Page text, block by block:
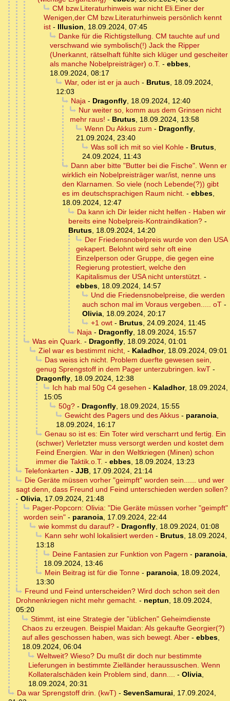
CM bzw.Literaturhinweis war nicht Eli.Einer der
Wenigen,der CM bzw.Literaturhinweis persönlich kennt
ist - Illusion, 18.09.2024, 07:45
Danke für die Richtigstellung. CM tauchte auf und
verschwand wie symbolisch(!) Jack the Ripper
(Unerkannt, rätselhaft fühlte sich klüger und gescheiter
als manche Nobelpreisträger) o.T. - ebbes,
18.09.2024, 08:17
War, oder ist er ja auch - Brutus, 18.09.2024,
12:03
Naja- Dragonfly, 18.09.2024, 12:40
Nur weiter so, komm aus dem Grinsen nicht
mehr raus! - Brutus, 18.09.2024, 13:58
Wenn Du Akkus zum - Dragonfly,
21.09.2024, 23:40
Was soll ich mit so viel Kohle- Brutus,
24.09.2024, 11:43
Dann aber bitte "Butter bei die Fische". Wenn er
wirklich ein Nobelpreisträger war/ist, nenne uns
den Klarnamen. So viele (noch Lebende(?)) gibt
es im deutschsprachigen Raum nicht. - ebbes,
18.09.2024, 12:47
Da kann ich Dir leider nicht helfen - Haben wir
bereits eine Nobelpreis-Kontraindikation? -
Brutus, 18.09.2024, 14:20
Der Friedensnobelpreis wurde von den USA
gekapert. Belohnt wird sehr oft eine
Einzelperson oder Gruppe, die gegen eine
Regierung protestiert, welche den
Kapitalismus der USA nicht unterstützt. -
ebbes, 18.09.2024, 14:57
Und die Friedensnobelpreise, die werden
auch schon mal im Voraus vergeben..... oT -
Olivia, 18.09.2024, 20:17
+1 owt- Brutus, 24.09.2024, 11:45
Naja- Dragonfly, 18.09.2024, 15:57
Was ein Quark. - Dragonfly, 18.09.2024, 01:01
Ziel war es bestimmt nicht, - Kaladhor, 18.09.2024, 09:01
Das weiss ich nicht. Problem duerfte gewesen sein,
genug Sprengstoff in dem Pager unterzubringen. kwT -
Dragonfly, 18.09.2024, 12:38
Ich hab mal 50g C4 gesehen - Kaladhor, 18.09.2024,
15:05
50g?- Dragonfly, 18.09.2024, 15:55
Gewicht des Pagers und des Akkus- paranoia,
18.09.2024, 16:17
Genau so ist es: Ein Toter wird verscharrt und fertig. Ein
(schwer) Verletzter muss versorgt werden und kostet dem
Feind Energien. War in den Weltkriegen (Minen) schon
immer die Taktik.o.T. - ebbes, 18.09.2024, 13:23
Telefonkarten - JJB, 17.09.2024, 21:14
Die Geräte müssen vorher "geimpft" worden sein...... und wer
sagt denn, dass Freund und Feind unterschieden werden sollen?
- Olivia, 17.09.2024, 21:48
Pager-Popcorn: Olivia: "Die Geräte müssen vorher "geimpft"
worden sein" - paranoia, 17.09.2024, 22:44
wie kommst du darauf?- Dragonfly, 18.09.2024, 01:08
Kann sehr wohl lokalisiert werden - Brutus, 18.09.2024,
13:18
Deine Fantasien zur Funktion von Pagern - paranoia,
18.09.2024, 13:46
Mein Beitrag ist für die Tonne- paranoia, 18.09.2024,
13:30
Freund und Feind unterscheiden? Wird doch schon seit den
Drohnenkriegen nicht mehr gemacht. - neptun, 18.09.2024,
05:20
Stimmt, ist eine Strategie der "üblichen" Geheimdienste
Chaos zu erzeugen. Beispiel Maidan: Als gekaufte Georgier(?)
auf alles geschossen haben, was sich bewegt. Aber - ebbes,
18.09.2024, 06:04
Weltweit? Wieso? Du mußt dir doch nur bestimmte
Lieferungen in bestimmte Zielländer heraussuschen. Wenn
Kollateralschäden kein Problem sind, dann.... - Olivia,
18.09.2024, 20:31
Da war Sprengstoff drin. (kwT) - SevenSamurai, 17.09.2024,